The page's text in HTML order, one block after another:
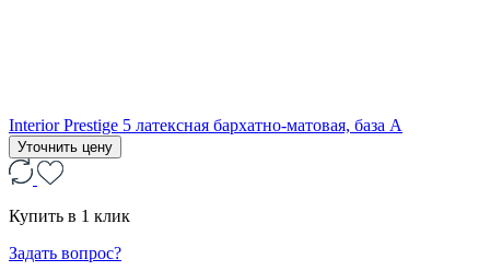
Interior Prestige 5 латексная бархатно-матовая, база А
Уточнить цену
Купить в 1 клик
Задать вопрос?